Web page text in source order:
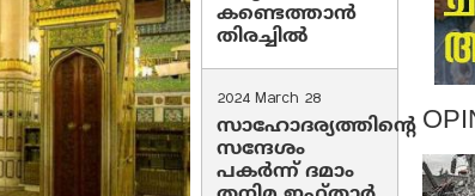
കണ്ടെത്താൻ
തിരച്ചിൽ
2024 March 28
സാഹോദര്യത്തിന്റെ
സന്ദേശം
പകർന്ന് ദമാം